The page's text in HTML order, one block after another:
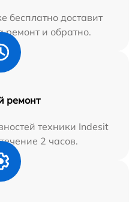
бесплатно доставит
ремонт и обратно.
ремонт
техники Indesit
2 часов.